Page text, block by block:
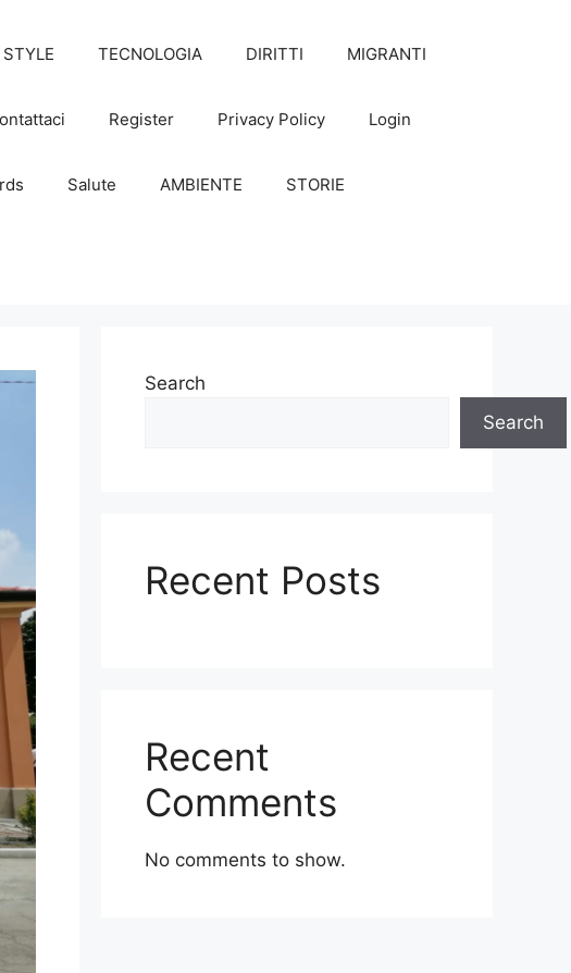
STYLE TECNOLOGIA DIRITTI MIGRANTI
Register Privacy Policy Login
Salute AMBIENTE STORIE
Search
Search
Recent Posts
Recent
Comments
No comments to show.